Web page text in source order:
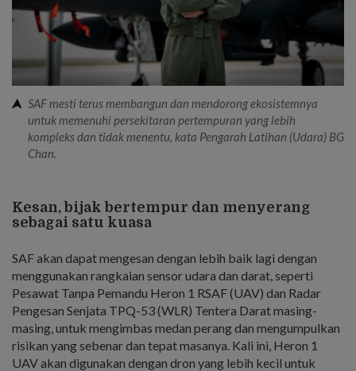
SAF mesti terus membangun dan mendorong ekosistemnya
untuk memenuhi persekitaran pertempuran yang lebih
kompleks dan tidak menentu, kata Pengarah Latihan (Udara) BG
Chan.
Kesan, bijak bertempur dan menyerang
sebagai satu kuasa
SAF akan dapat mengesan dengan lebih baik lagi dengan
menggunakan rangkaian sensor udara dan darat, seperti
Pesawat Tanpa Pemandu Heron 1 RSAF (UAV) dan Radar
Pengesan Senjata TPQ-53 (WLR) Tentera Darat masing-
masing, untuk mengimbas medan perang dan mengumpulkan
risikan yang sebenar dan tepat masanya. Kali ini, Heron 1
UAV akan digunakan dengan dron yang lebih kecil untuk